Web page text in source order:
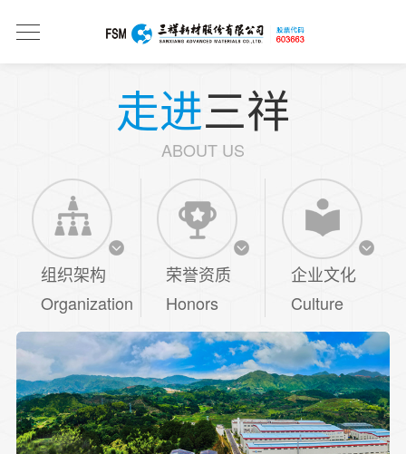
走进三祥
ABOUT US
组织架构
Organization
荣誉资质
Honors
企业文化
Culture